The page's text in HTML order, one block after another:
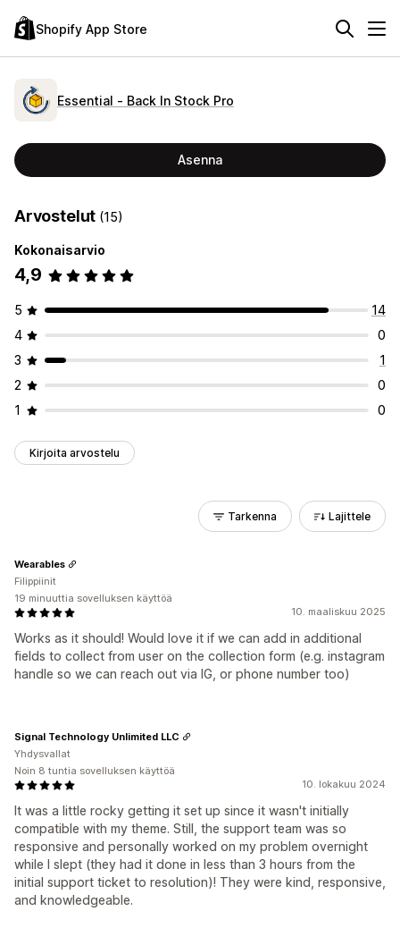
Shopify App Store
Essential ‑ Back In Stock Pro
Asenna
Arvostelut (15)
Kokonaisarvio
4,9
5
14
4
0
3
1
2
0
1
0
Kirjoita arvostelu
Tarkenna Lajittele
10. maaliskuu 2025
Works as it should! Would love it if we can add in additional
fields to collect from user on the collection form (e.g. instagram
handle so we can reach out via IG, or phone number too)
Wearables
Filippiinit
19 minuuttia sovelluksen käyttöä
10. lokakuu 2024
It was a little rocky getting it set up since it wasn't initially
compatible with my theme. Still, the support team was so
responsive and personally worked on my problem overnight
while I slept (they had it done in less than 3 hours from the
initial support ticket to resolution)! They were kind, responsive,
and knowledgeable.
Signal Technology Unlimited LLC
Yhdysvallat
Noin 8 tuntia sovelluksen käyttöä